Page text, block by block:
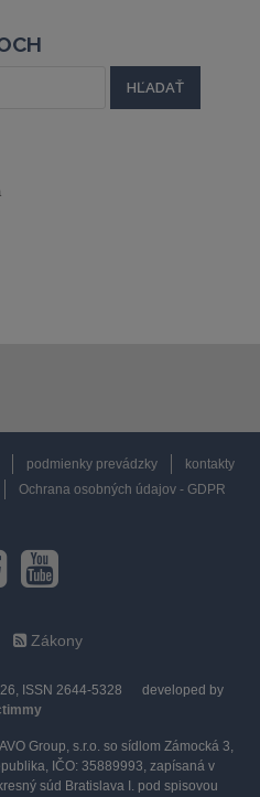
podmienky prevádzky
kontakty
Ochrana osobných údajov - GDPR
Zákony
ISSN 2644-5328
developed by
Group, s.r.o. so sídlom Zámocká 3,
IČO: 35889993, zapísaná v
súd Bratislava I. pod spisovou